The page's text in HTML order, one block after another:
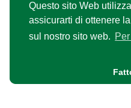
Questo sito Web
assicurarti di ottenere
sul nostro sito web.